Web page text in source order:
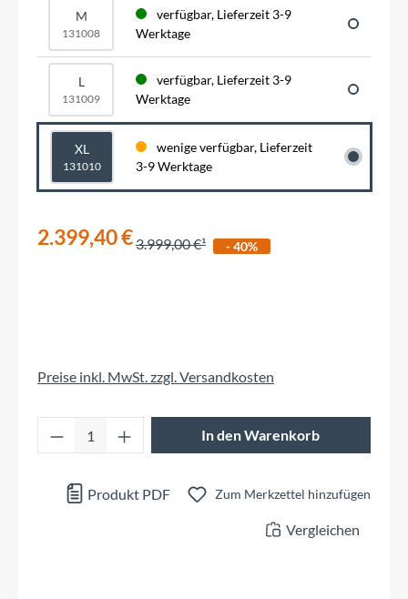
M
131008
verfügbar, Lieferzeit 3-9
Werktage
L
131009
verfügbar, Lieferzeit 3-9
Werktage
XL
131010
wenige verfügbar, Lieferzeit
3-9 Werktage
2.399,40 €3.999,00 € - 40%
Preise inkl. MwSt. zzgl. Versandkosten
Produkt Anzahl: Gib den gewünschten
In den Warenkorb
Produkt PDF Zum Merkzettel hinzufügen
Vergleichen